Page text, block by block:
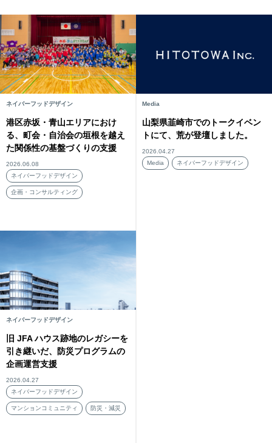
ネイバーフッドデザイン
港区赤坂・青山エリアにおけ
る、町会・自治会の垣根を越え
た関係性の基盤づくりの支援
2026.06.08
ネイバーフッドデザイン
企画・コンサルティング
Media
山梨県韮崎市でのトークイベン
トにて、荒が登壇しました。
2026.04.27
Media
ネイバーフッドデザイン
ネイバーフッドデザイン
旧 JFA ハウス跡地のレガシーを
引き継いだ、防災プログラムの
企画運営支援
2026.04.27
ネイバーフッドデザイン
マンションコミュニティ 防災・減災